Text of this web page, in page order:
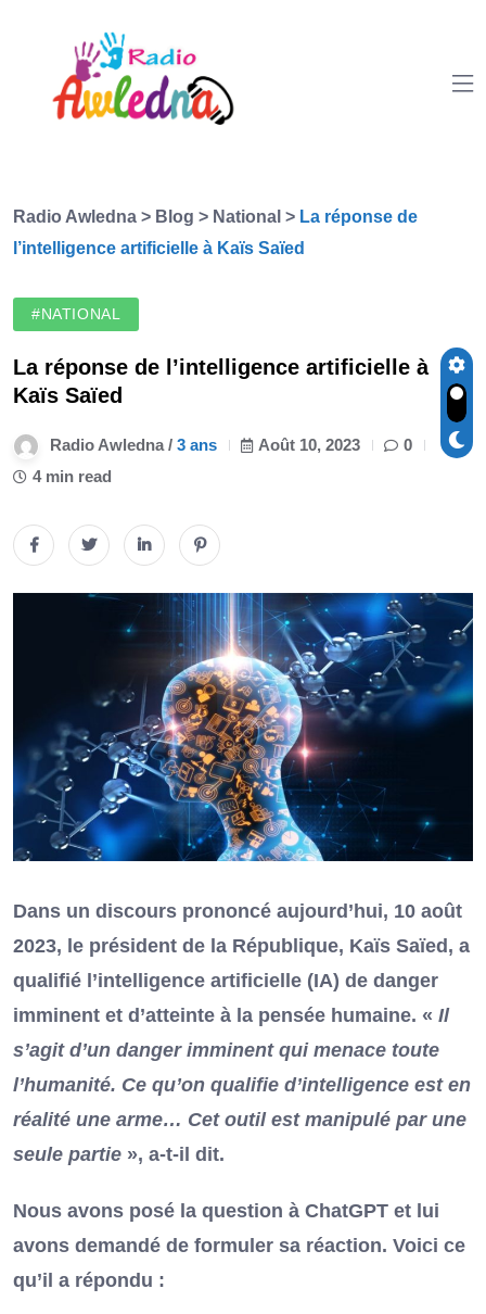
Radio Awledna > Blog > National > La réponse de
l’intelligence artificielle à Kaïs Saïed
#NATIONAL
La réponse de l’intelligence artificielle à
Kaïs Saïed
Radio Awledna / 3 ans Août 10, 2023
0
4 min read
Dans un discours prononcé aujourd’hui, 10 août
2023, le président de la République, Kaïs Saïed, a
qualifié l’intelligence artificielle (IA) de danger
imminent et d’atteinte à la pensée humaine. « Il
s’agit d’un danger imminent qui menace toute
l’humanité. Ce qu’on qualifie d’intelligence est en
réalité une arme… Cet outil est manipulé par une
seule partie », a-t-il dit.
Nous avons posé la question à ChatGPT et lui
avons demandé de formuler sa réaction. Voici ce
qu’il a répondu :